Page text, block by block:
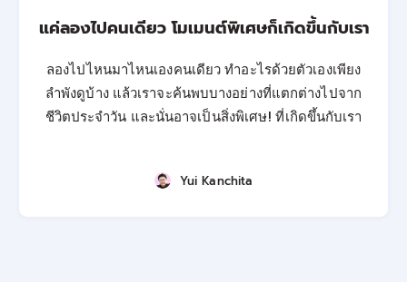
แค่ลองไปคนเดียว โมเมนต์พิเศษก็เกิดขึ้นกับเรา
ลองไปไหนมาไหนเองคนเดียว ทำอะไรด้วยตัวเองเพียง
ลำพังดูบ้าง แล้วเราจะค้นพบบางอย่างที่แตกต่างไปจาก
ชีวิตประจำวัน และนั่นอาจเป็นสิ่งพิเศษ! ที่เกิดขึ้นกับเรา
Yui Kanchita